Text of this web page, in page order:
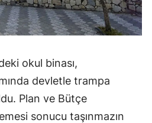
okul binası,
devletle trampa
Plan ve Bütçe
sonucu taşınmazın